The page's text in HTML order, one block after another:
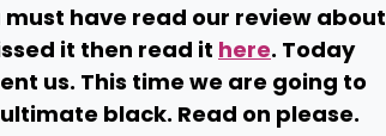
have read our review about
it then read it here. Today
us. This time we are going to
black. Read on please.